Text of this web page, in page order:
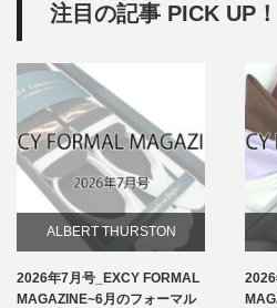
注目の記事 PICK UP！
ALBERT THURSTON
お知らせ
2026年7月号_EXCY FORMAL
MAGAZINE~6月のフォーマル